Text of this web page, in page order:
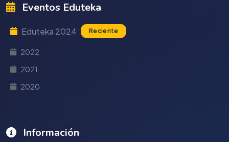
Eventos Eduteka
Eduteka 2024 Reciente
2022
2021
2020
Información